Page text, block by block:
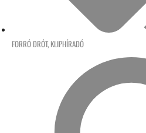
FORRÓ DRÓT, KLIPHÍRADÓ